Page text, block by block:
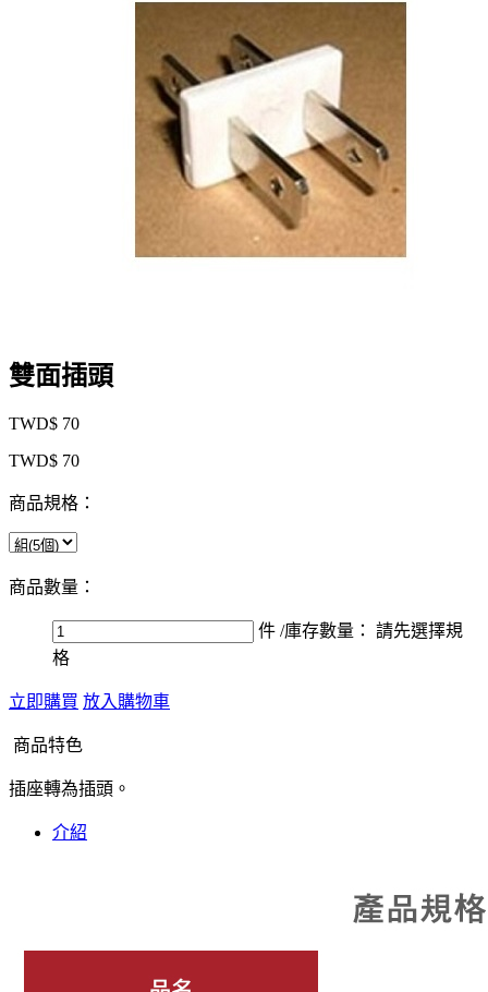
雙面插頭
TWD$ 70
TWD$ 70
商品規格：
商品數量：
件 /庫存數量： 請先選擇規
格
立即購買 放入購物車
商品特色
插座轉為插頭。
介紹